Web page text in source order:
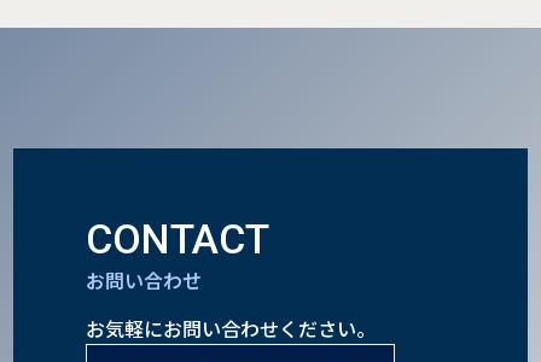
CONTACT
お問い合わせ
お気軽にお問い合わせください。